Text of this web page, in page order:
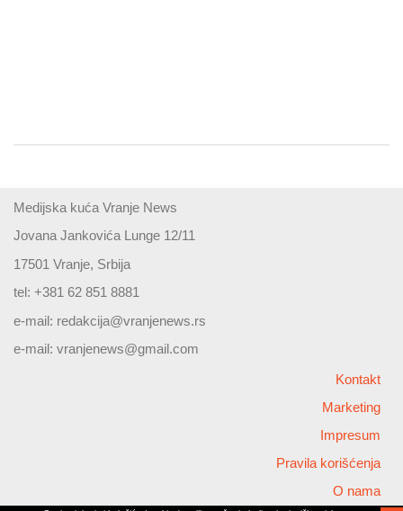
Medijska kuća Vranje News
Jovana Jankovića Lunge 12/11
17501 Vranje, Srbija
tel: +381 62 851 8881
e-mail: redakcija@vranjenews.rs
e-mail: vranjenews@gmail.com
Kontakt
Marketing
Impresum
Pravila korišćenja
O nama